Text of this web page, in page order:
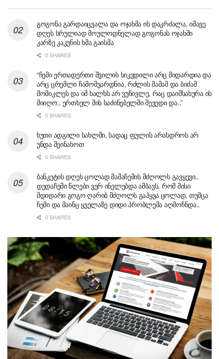
გოგონა გარდაიცვალა და ოჯახმა ის დაკრძალა, იმავე
დღეს სრულიად მოულოდნელად გოგონას ოჯახში
კარზე კაკუნის ხმა გაისმა
0 SHARES
“ჩემი ერთადერთი შვილის სიკვდილი არც მიდარდია და
არც ცრემლი ჩამომვარდნია, რძლის მამამ და ბიძამ
მომიკლეს და იმ ხალხს არ ვუჩივლე, რაც დაიმსახურა ის
მიიღო.. ერთხელ მის საძინებელში შევედი და..”
0 SHARES
ხუთი ადგილი სახლში, სადაც ფულის არასდროს არ
უნდა შეინახოთ
0 SHARES
ბანკეტის დღეს ცოლად მამაჩემის მძღოლს გავყევი..
დედაჩემი წლები ვერ ინელებდა ამბავს, რომ მისი
მდიდარი გოგო ღარიბ მძღოლს გაჰყვა ცოლად, თუმცა
ჩემი და მაინც ყველაზე დიდი პრობლემა აღმოჩნდა..
0 SHARES